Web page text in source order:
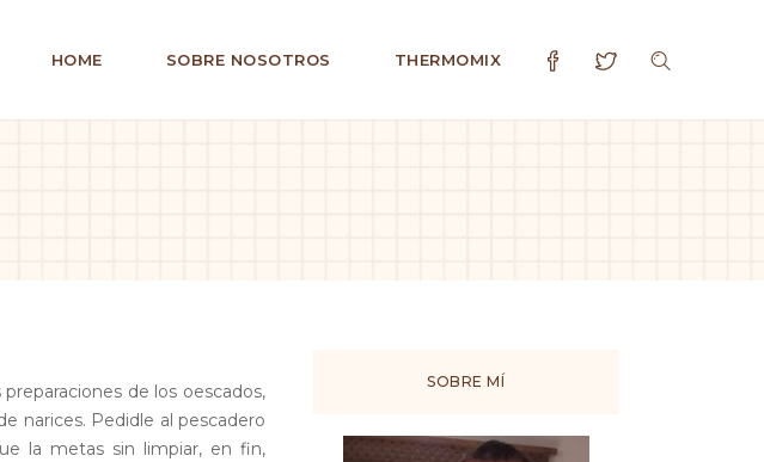
HOME SOBRE NOSOTROS THERMOMIX
de los oescados,
narices. Pedidle al pescadero
la metas sin limpiar, en fin,
SOBRE MÍ